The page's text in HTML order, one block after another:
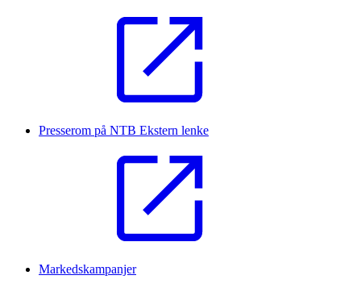
Presserom på NTB Ekstern lenke
Markedskampanjer